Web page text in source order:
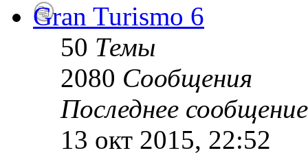
Gran Turismo 6
50 Темы
2080 Сообщения
Последнее сообщение
13 окт 2015, 22:52